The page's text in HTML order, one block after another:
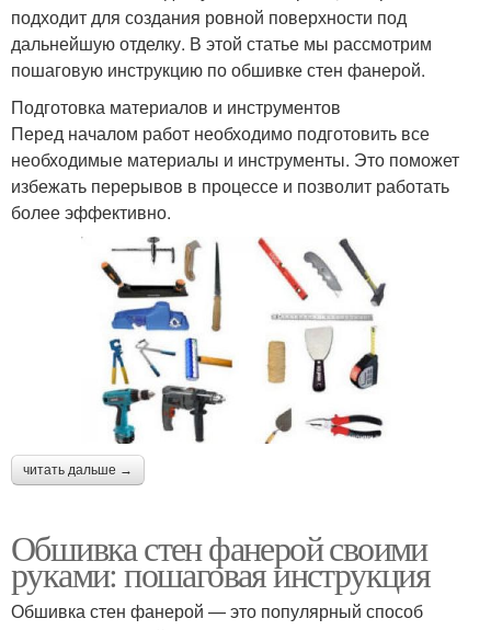
подходит для создания ровной поверхности под
дальнейшую отделку. В этой статье мы рассмотрим
пошаговую инструкцию по обшивке стен фанерой.
Подготовка материалов и инструментов
Перед началом работ необходимо подготовить все
необходимые материалы и инструменты. Это поможет
избежать перерывов в процессе и позволит работать
более эффективно.
читать дальше →
Обшивка стен фанерой своими
руками: пошаговая инструкция
Обшивка стен фанерой — это популярный способ